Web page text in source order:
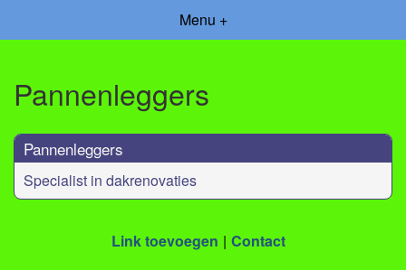
Menu +
Pannenleggers
Pannenleggers
Specialist in dakrenovaties
Link toevoegen Contact